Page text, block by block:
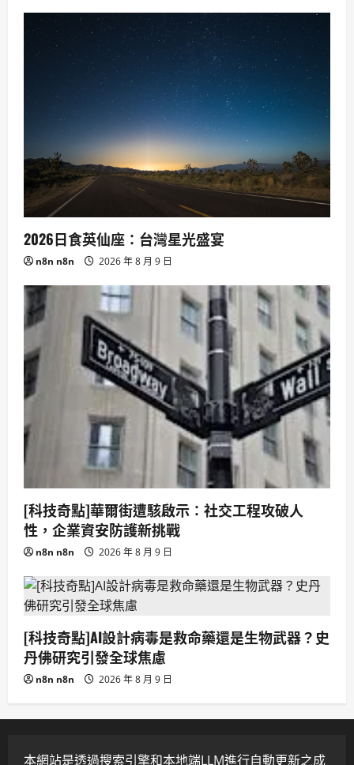
2026日食英仙座：台灣星光盛宴
n8n n8n 2026 年 8 月 9 日
[科技奇點]華爾街遭駭啟示：社交工程攻破人
性，企業資安防護新挑戰
n8n n8n 2026 年 8 月 9 日
[科技奇點]AI設計病毒是救命藥還是生物武器？史
丹佛研究引發全球焦慮
n8n n8n 2026 年 8 月 9 日
本網站是透過搜索引擎和本地端LLM進行自動更新之成